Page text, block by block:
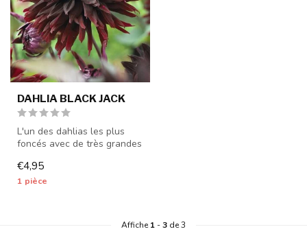
DAHLIA BLACK JACK
L'un des dahlias les plus
foncés avec de très grandes
€4,95
1 pièce
Affiche 1 -3 de 3